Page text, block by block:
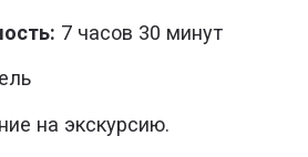
7 часов 30 минут
на экскурсию.